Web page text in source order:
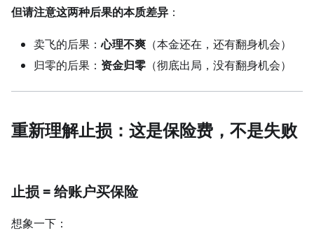
但请注意这两种后果的本质差异 ：
卖飞的后果：心理不爽 （本金还在，还有翻身机会）
归零的后果： 资金归零 （彻底出局，没有翻身机会）
重新理解止损：这是保险费，不是失败
止损 = 给账户买保险
想象一下：